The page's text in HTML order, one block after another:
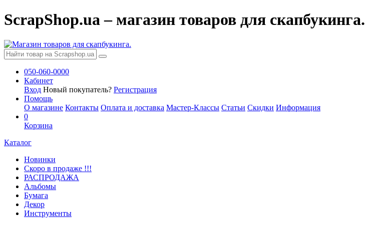
ScrapShop.ua – магазин товаров для скапбукинга.
050-060-0000
Кабинет
Вход Новый покупатель? Регистрация
Помощь
О магазине Контакты Оплата и доставка Мастер-Классы Статьи Скидки Информация
0
Корзина
Каталог
Новинки
Скоро в продаже !!!
РАСПРОДАЖА
Альбомы
Бумага
Декор
Инструменты